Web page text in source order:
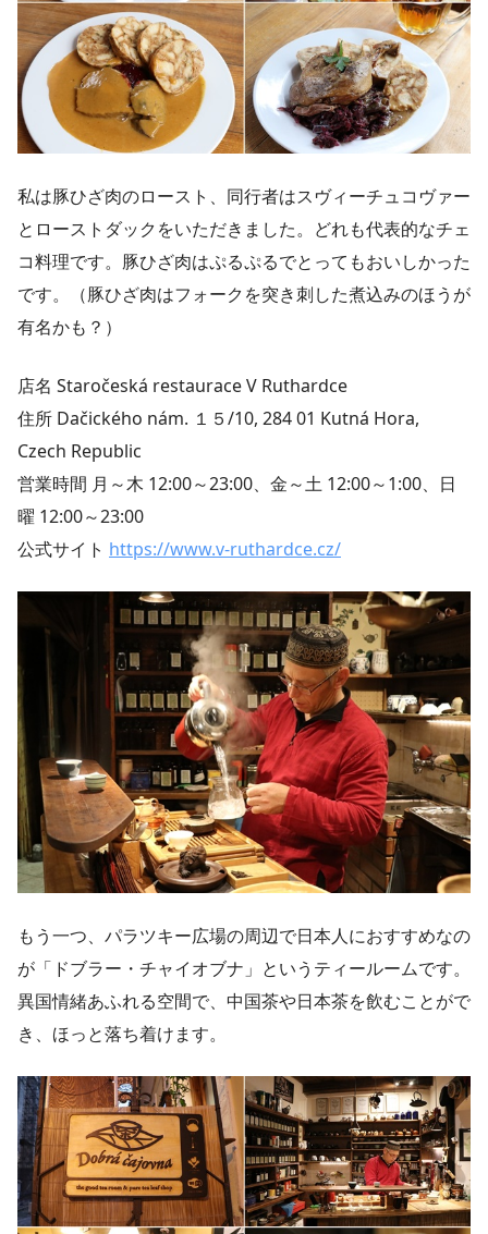
私は豚ひざ肉のロースト、同行者はスヴィーチュコヴァー
とローストダックをいただきました。どれも代表的なチェ
コ料理です。豚ひざ肉はぷるぷるでとってもおいしかった
です。（豚ひざ肉はフォークを突き刺した煮込みのほうが
有名かも？）
店名 Staročeská restaurace V Ruthardce
住所 Dačického nám. １５/10, 284 01 Kutná Hora,
Czech Republic
営業時間 月～木 12:00～23:00、金～土 12:00～1:00、日
曜 12:00～23:00
公式サイト https://www.v-ruthardce.cz/
もう一つ、パラツキー広場の周辺で日本人におすすめなの
が「ドブラー・チャイオブナ」というティールームです。
異国情緒あふれる空間で、中国茶や日本茶を飲むことがで
き、ほっと落ち着けます。